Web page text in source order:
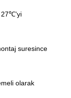
27℃'yi
suresince
olarak